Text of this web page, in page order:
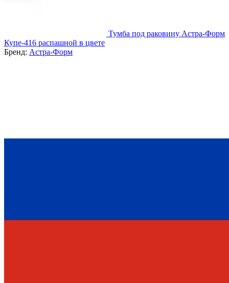
Тумба под раковину Астра-Форм
Купе-416 распашной в цвете
Бренд: Астра-Форм